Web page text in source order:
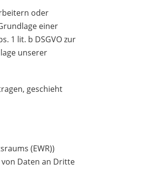
oder
einer
1 lit. b DSGVO zur
unserer
geschieht
(EWR))
Daten an Dritte